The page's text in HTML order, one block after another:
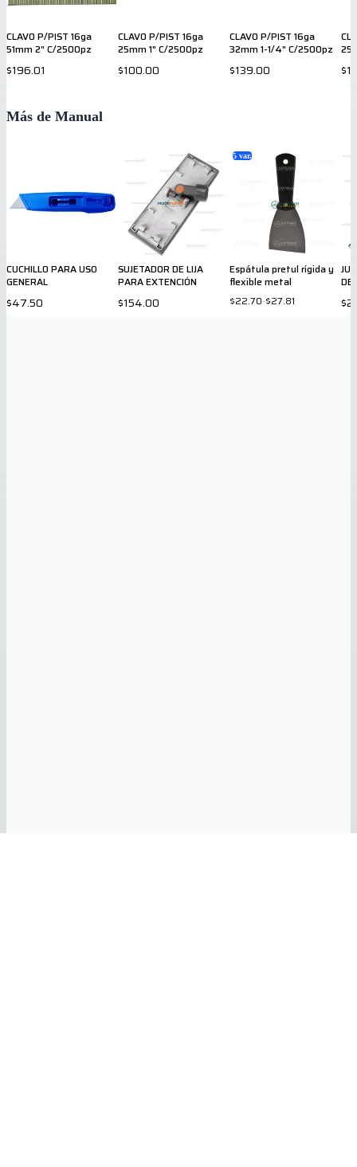
CLAVO P/PIST 16ga
51mm 2" C/2500pz
$196.01
CLAVO P/PIST 16ga
25mm 1" C/2500pz
$100.00
CLAVO P/PIST 16ga
32mm 1-1/4" C/2500pz
$139.00
Más de Manual
CUCHILLO PARA USO
GENERAL
$47.50
SUJETADOR DE LIJA
PARA EXTENCIÓN
$154.00
5 var.
Espátula pretul rígida y
flexible metal
$22.70-$27.81
DE